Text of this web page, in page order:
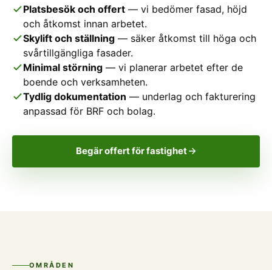
Platsbesök och offert — vi bedömer fasad, höjd
och åtkomst innan arbetet.
Skylift och ställning — säker åtkomst till höga och
svårtillgängliga fasader.
Minimal störning — vi planerar arbetet efter de
boende och verksamheten.
Tydlig dokumentation — underlag och fakturering
anpassad för BRF och bolag.
Begär offert för fastighet
OMRÅDEN